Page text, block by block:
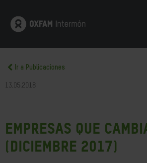
Ir a Publicaciones
13.05.2018
Empresas que
(diciembre 2017)